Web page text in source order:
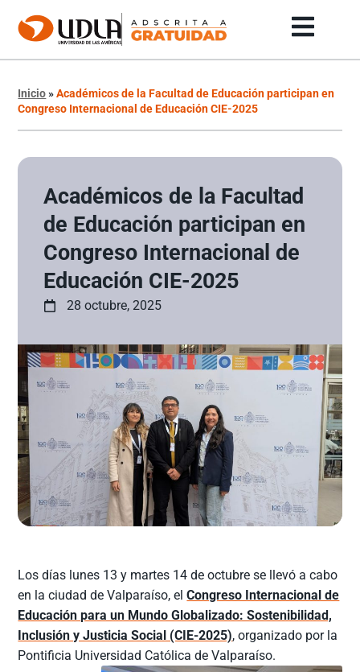
Inicio»Académicos de la Facultad de Educación participan en
Congreso Internacional de Educación CIE-2025
Académicos de la Facultad
de Educación participan en
Congreso Internacional de
Educación CIE-2025
28 octubre, 2025
Los días lunes 13 y martes 14 de octubre se llevó a cabo
en la ciudad de Valparaíso, elCongreso Internacional de
Educación para un Mundo Globalizado: Sostenibilidad,
Inclusión y Justicia Social (CIE-2025), organizado por la
Pontificia Universidad Católica de Valparaíso.